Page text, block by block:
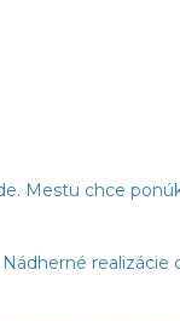
Mestu chce